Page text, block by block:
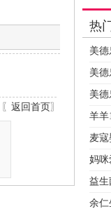
返回首页〗
热
美
美
美
羊羊
麦
妈咪
益生
余仁